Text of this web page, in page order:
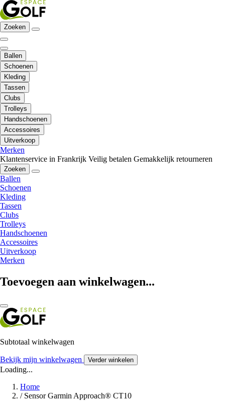
Zoeken
Ballen
Schoenen
Kleding
Tassen
Clubs
Trolleys
Handschoenen
Accessoires
Uitverkoop
Merken
Klantenservice in Frankrijk Veilig betalen Gemakkelijk retourneren
Zoeken
Ballen
Schoenen
Kleding
Tassen
Clubs
Trolleys
Handschoenen
Accessoires
Uitverkoop
Merken
Toevoegen aan winkelwagen...
Subtotaal winkelwagen
Bekijk mijn winkelwagen Verder winkelen
Loading...
Home
/ Sensor Garmin Approach® CT10